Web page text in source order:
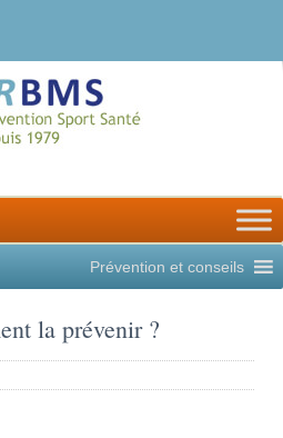
Prévention et conseils
la prévenir ?